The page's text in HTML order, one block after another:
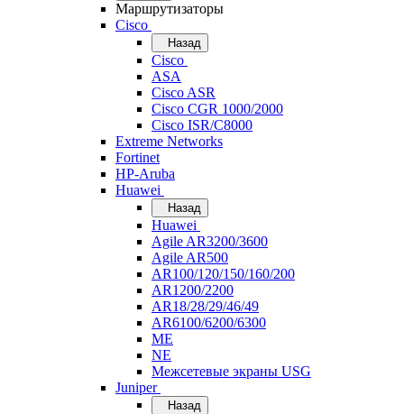
Маршрутизаторы
Cisco
Назад
Cisco
ASA
Cisco ASR
Cisco CGR 1000/2000
Cisco ISR/С8000
Extreme Networks
Fortinet
HP-Aruba
Huawei
Назад
Huawei
Agile AR3200/3600
Agile AR500
AR100/120/150/160/200
AR1200/2200
AR18/28/29/46/49
AR6100/6200/6300
ME
NE
Межсетевые экраны USG
Juniper
Назад